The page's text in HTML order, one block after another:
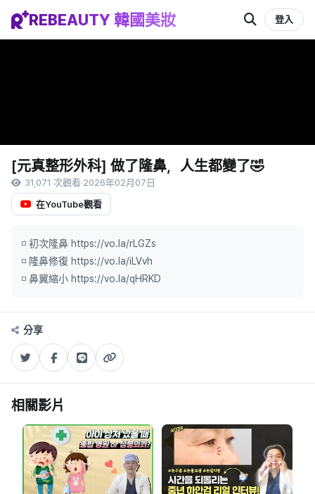
REBEAUTY 韓國美妝 登入
[元真整形外科] 做了隆鼻，人生都變了🤣
31,071 次觀看·2026年02月07日
在YouTube觀看
◽ 初次隆鼻 https://vo.la/rLGZs
◽ 隆鼻修復 https://vo.la/iLVvh
◽ 鼻翼縮小 https://vo.la/qHRKD
分享
相關影片